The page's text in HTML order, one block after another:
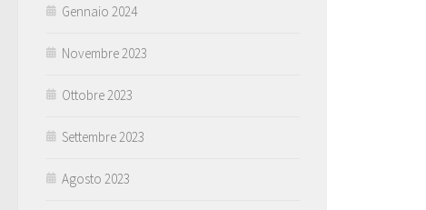
Gennaio 2024
Novembre 2023
Ottobre 2023
Settembre 2023
Agosto 2023